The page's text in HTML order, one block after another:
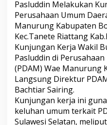
a
n
a
n
P
r
i
m
a
D
i
P
D
A
Pasluddin Melakukan
Perusahaan Umum
Manurung Kabupaten
Kec.Tanete Riattang
Kunjungan Kerja Wakil
Pasluddin di
(PDAM) Wae Manurung
Langsung Direktur
Bachtiar Sairing.
Kunjungan kerja ini
keluhan umum terkait
Sulawesi Selatan,